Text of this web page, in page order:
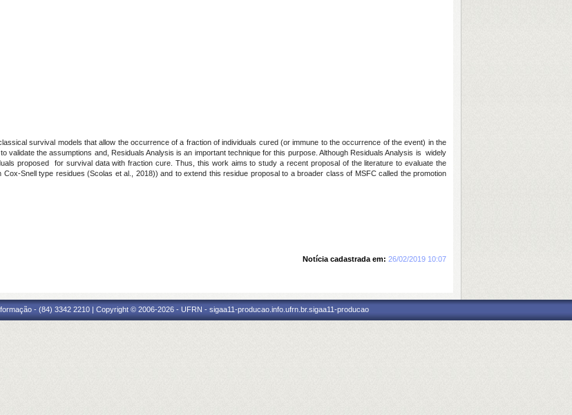
survival models that allow the occurrence of a fraction of individuals cured (or immune to the occurrence of the event) in the
validate the assumptions and, Residuals Analysis is an important technique for this purpose. Although Residuals Analysis is widely
proposed for survival data with fraction cure. Thus, this work aims to study a recent proposal of the literature to evaluate the
Snell type residues (Scolas et al., 2018)) and to extend this residue proposal to a broader class of MSFC called the promotion
Notícia cadastrada em: 26/02/2019 10:07
- (84) 3342 2210 | Copyright © 2006-2026 - UFRN - sigaa11-producao.info.ufrn.br.sigaa11-producao